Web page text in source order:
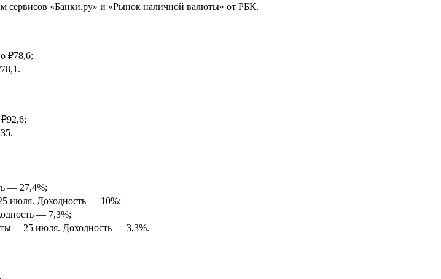
«Банки.ру» и «Рынок наличной валюты» от РБК.
₽78,6;
— 27,4%;
июля. Доходность — 10%;
— 7,3%;
—25 июля. Доходность — 3,3%.